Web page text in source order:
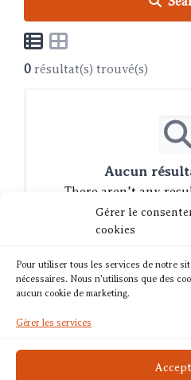
Gérer le
cookies
Pour utiliser tous les services de notre
nécessaires. Nous n'utilisons que des
aucun cookie de marketing.
Gérer les services
0 résultat(s) trouvé(s)
Aucun
There aren't any
search
Mentions